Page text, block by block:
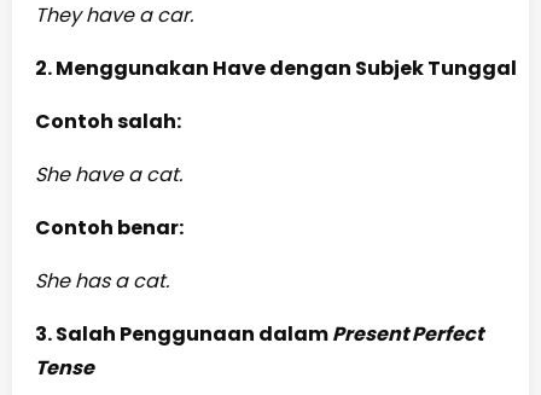
They have a car.
2. Menggunakan Have dengan Subjek Tunggal
Contoh salah:
She have a cat.
Contoh benar:
She has a cat.
3. Salah Penggunaan dalamPresent Perfect
Tense